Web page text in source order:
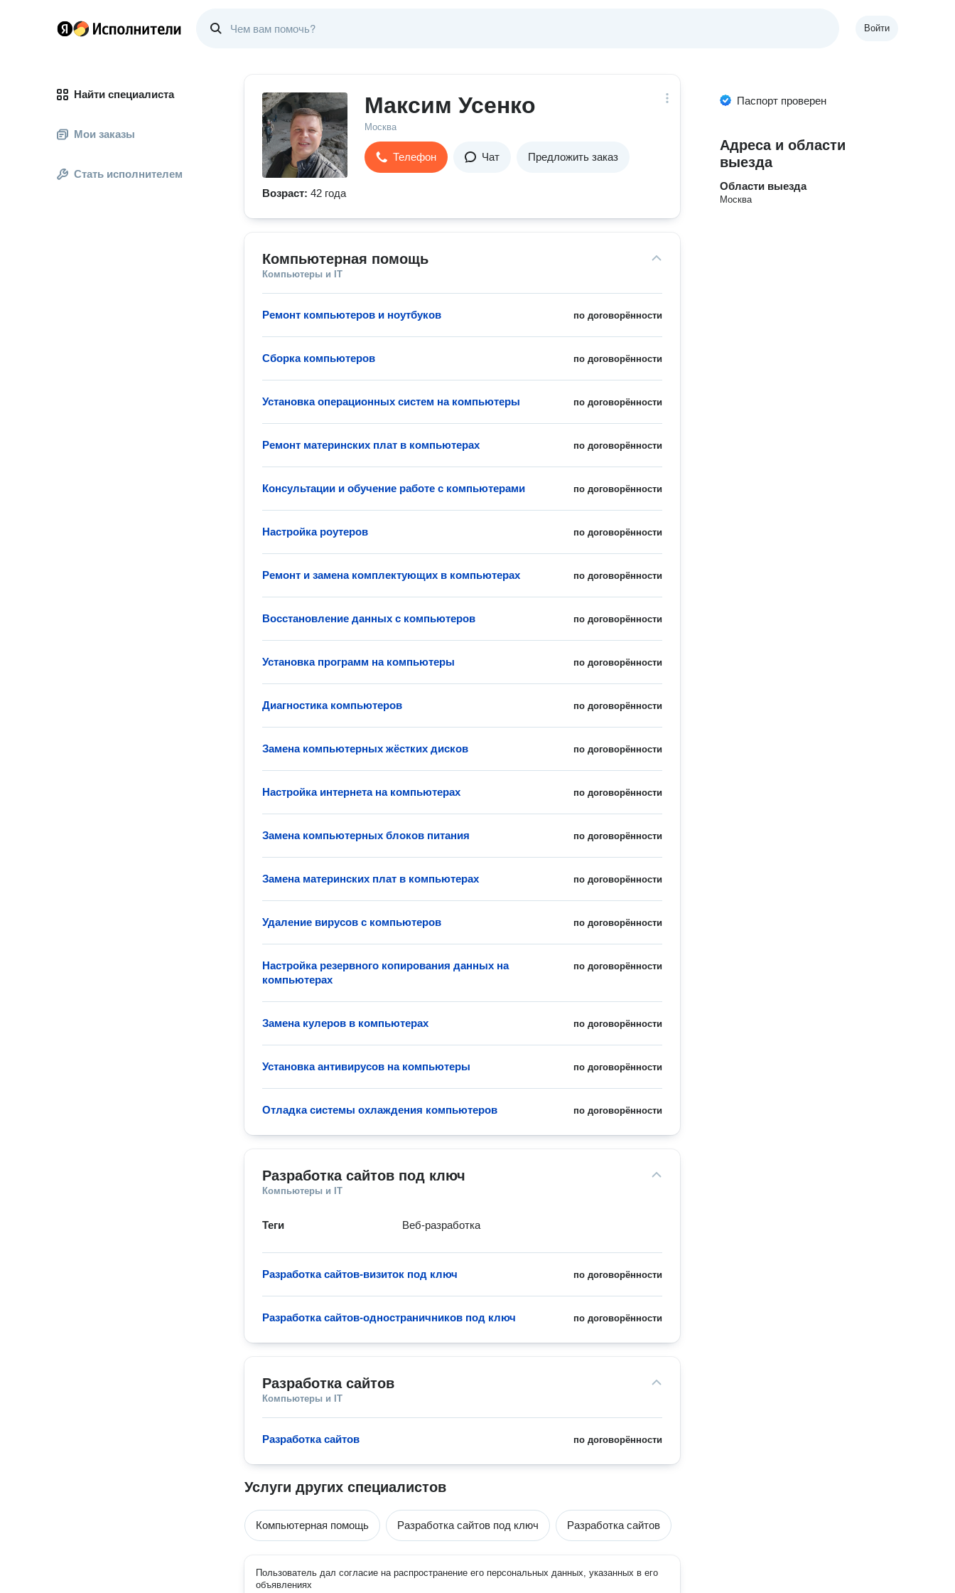
Войти
Найти специалиста
Мои заказы
Стать исполнителем
Максим Усенко
Москва
Телефон Чат Предложить заказ
Возраст: 42 года
Компьютерная помощь
Компьютеры и IT
по договорённости
Ремонт компьютеров и ноутбуков
по договорённости
Сборка компьютеров
по договорённости
Установка операционных систем на компьютеры
по договорённости
Ремонт материнских плат в компьютерах
по договорённости
Консультации и обучение работе с компьютерами
по договорённости
Настройка роутеров
по договорённости
Ремонт и замена комплектующих в компьютерах
по договорённости
Восстановление данных с компьютеров
по договорённости
Установка программ на компьютеры
по договорённости
Диагностика компьютеров
по договорённости
Замена компьютерных жёстких дисков
по договорённости
Настройка интернета на компьютерах
по договорённости
Замена компьютерных блоков питания
по договорённости
Замена материнских плат в компьютерах
по договорённости
Удаление вирусов с компьютеров
по договорённости
Настройка резервного копирования данных на
компьютерах
по договорённости
Замена кулеров в компьютерах
по договорённости
Установка антивирусов на компьютеры
по договорённости
Отладка системы охлаждения компьютеров
Разработка сайтов под ключ
Компьютеры и IT
Теги Веб-разработка
по договорённости
Разработка сайтов-визиток под ключ
по договорённости
Разработка сайтов-одностраничников под ключ
Разработка сайтов
Компьютеры и IT
по договорённости
Разработка сайтов
Услуги других специалистов
Компьютерная помощь Разработка сайтов под ключ Разработка сайтов
Пользователь дал согласие на распространение его персональных данных, указанных в его
объявлениях
Паспорт проверен
Адреса и области
выезда
Области выезда
Москва